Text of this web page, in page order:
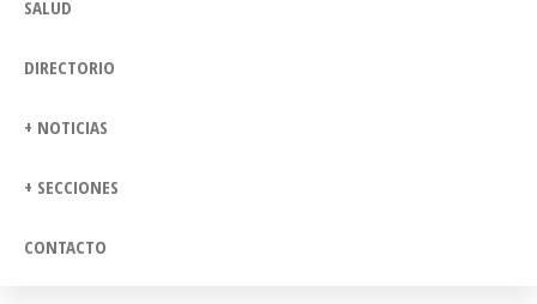
SALUD
DIRECTORIO
+ NOTICIAS
+ SECCIONES
CONTACTO